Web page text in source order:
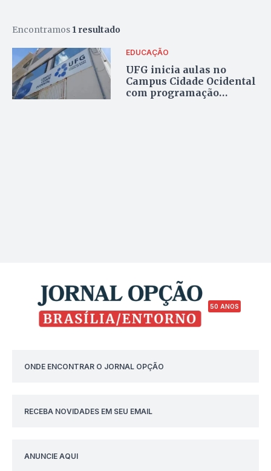
Encontramos 1 resultado
EDUCAÇÃO
UFG inicia aulas no
Campus Cidade Ocidental
com programação
50 ANOS
ONDE ENCONTRAR O JORNAL OPÇÃO
RECEBA NOVIDADES EM SEU EMAIL
ANUNCIE AQUI